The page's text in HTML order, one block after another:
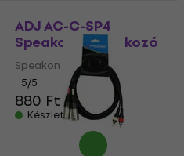
ADJ AC-C-SP4
Speakon csatlakozó
Speakon csatlakozó
5/5
880 Ft
Készleten